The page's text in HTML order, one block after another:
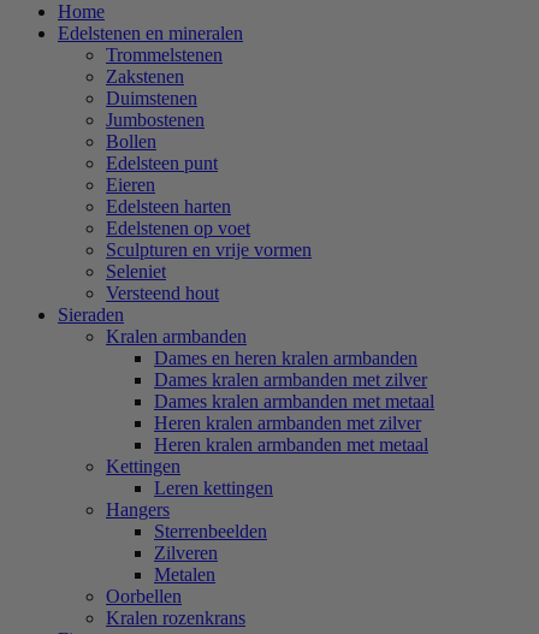
Home
Edelstenen en mineralen
Trommelstenen
Zakstenen
Duimstenen
Jumbostenen
Bollen
Edelsteen punt
Eieren
Edelsteen harten
Edelstenen op voet
Sculpturen en vrije vormen
Seleniet
Versteend hout
Sieraden
Kralen armbanden
Dames en heren kralen armbanden
Dames kralen armbanden met zilver
Dames kralen armbanden met metaal
Heren kralen armbanden met zilver
Heren kralen armbanden met metaal
Kettingen
Leren kettingen
Hangers
Sterrenbeelden
Zilveren
Metalen
Oorbellen
Kralen rozenkrans